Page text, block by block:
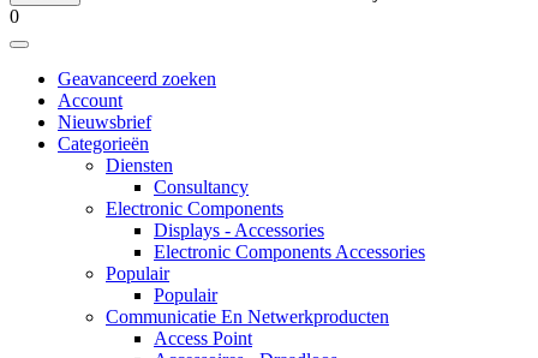
0
Geavanceerd zoeken
Account
Nieuwsbrief
Categorieën
Diensten
Consultancy
Electronic Components
Displays - Accessories
Electronic Components Accessories
Populair
Populair
Communicatie En Netwerkproducten
Access Point